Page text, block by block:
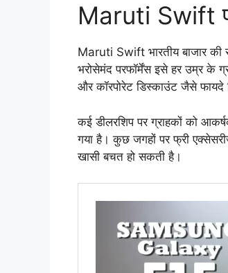
Maruti Swift
Maruti Swift भारतीय बाजार
भरोसेमंद परफॉर्मेंस इसे हर उम्र
और कॉरपोरेट डिस्काउंट जैसे फायदे
कई डीलरशिप पर ग्राहकों को
गया है। कुछ जगहों पर फ्री
खासी बचत हो सकती है।